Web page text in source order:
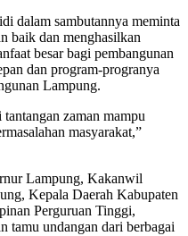
dalam sambutannya meminta
baik dan menghasilkan
besar bagi pembangunan
dan program-progranya
Lampung.
zaman mampu
masyarakat,”
Lampung, Kakanwil
Kepala Daerah Kabupaten
Perguruan Tinggi,
tamu undangan dari berbagai